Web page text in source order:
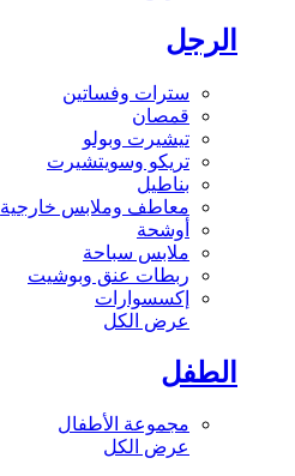
الرجل
سترات وفساتين
قمصان
تيشيرت وبولو
تريكو وسويتشيرت
بناطيل
معاطف وملابس خارجية
أوشحة
ملابس سباحة
ربطات عنق وبوشيت
إكسسوارات
عرض الكل
الطفل
مجموعة الأطفال
عرض الكل